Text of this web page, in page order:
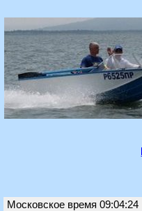
Московское время 09:04:24